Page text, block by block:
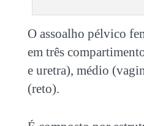
O assoalho pélvico
em três
e uretra), médio
(reto).